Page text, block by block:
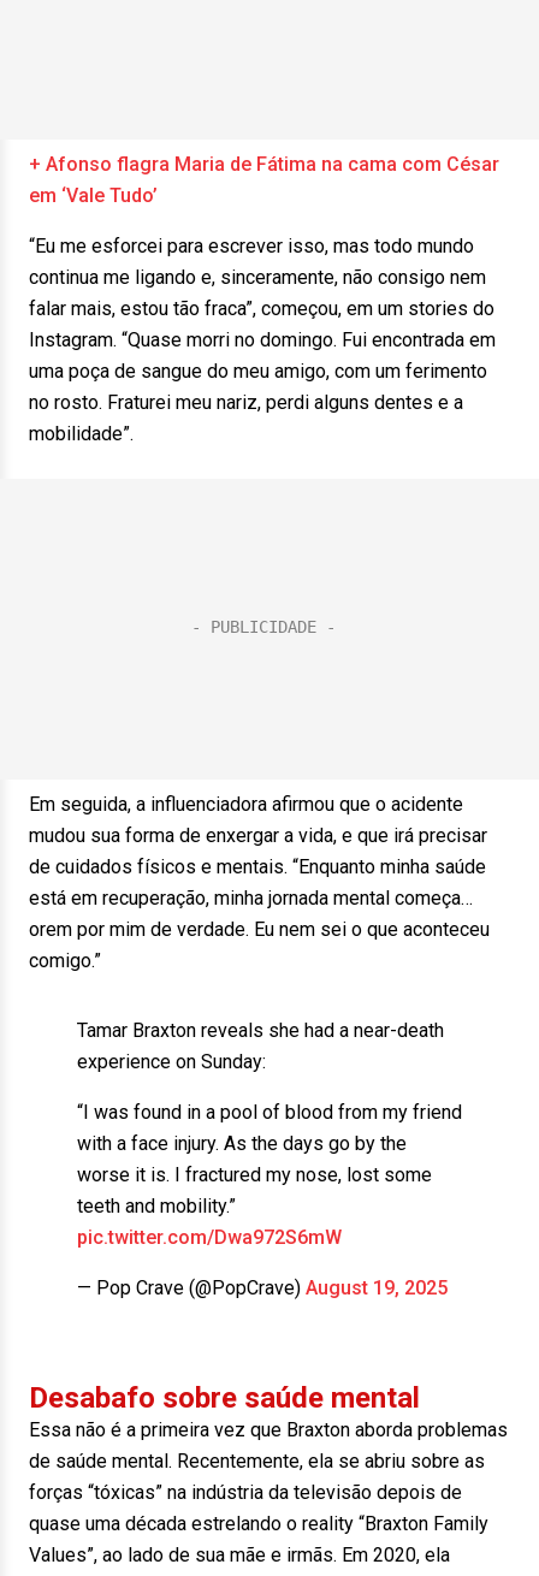
+ Afonso flagra Maria de Fátima na cama com César
em ‘Vale Tudo’
“Eu me esforcei para escrever isso, mas todo mundo
continua me ligando e, sinceramente, não consigo nem
falar mais, estou tão fraca”, começou, em um stories do
Instagram. “Quase morri no domingo. Fui encontrada em
uma poça de sangue do meu amigo, com um ferimento
no rosto. Fraturei meu nariz, perdi alguns dentes e a
mobilidade”.
Em seguida, a influenciadora afirmou que o acidente
mudou sua forma de enxergar a vida, e que irá precisar
de cuidados físicos e mentais. “Enquanto minha saúde
está em recuperação, minha jornada mental começa…
orem por mim de verdade. Eu nem sei o que aconteceu
comigo.”
Tamar Braxton reveals she had a near-death
experience on Sunday:
“I was found in a pool of blood from my friend
with a face injury. As the days go by the
worse it is. I fractured my nose, lost some
teeth and mobility.”
pic.twitter.com/Dwa972S6mW
— Pop Crave (@PopCrave) August 19, 2025
Desabafo sobre saúde mental
Essa não é a primeira vez que Braxton aborda problemas
de saúde mental. Recentemente, ela se abriu sobre as
forças “tóxicas” na indústria da televisão depois de
quase uma década estrelando o reality “Braxton Family
Values”, ao lado de sua mãe e irmãs. Em 2020, ela